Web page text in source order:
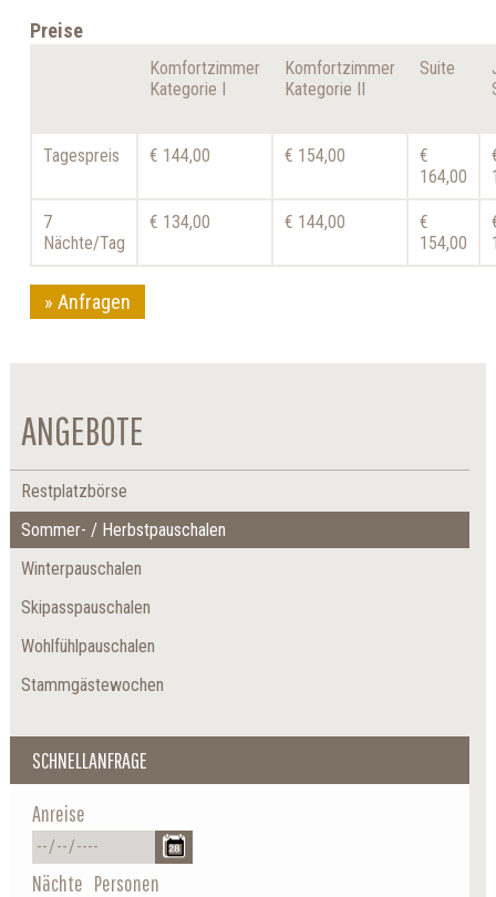
Preise
Komfortzimmer
Kategorie I
Komfortzimmer
Kategorie II
Suite
Tagespreis € 144,00 € 154,00
€
164,00
7
Nächte/Tag
€ 134,00 € 144,00
€
154,00
Anfragen
ANGEBOTE
Restplatzbörse
Sommer- / Herbstpauschalen
Winterpauschalen
Skipasspauschalen
Wohlfühlpauschalen
Stammgästewochen
SCHNELLANFRAGE
Anreise
Nächte Personen